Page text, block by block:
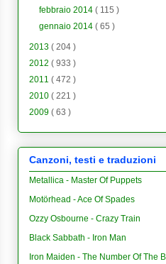
febbraio 2014( 115 )
gennaio 2014( 65 )
2013 ( 204 )
2012 ( 933 )
2011 ( 472 )
2010 ( 221 )
2009 ( 63 )
Canzoni, testi e traduzioni
Metallica - Master Of Puppets
Motörhead - Ace Of Spades
Ozzy Osbourne - Crazy Train
Black Sabbath - Iron Man
Iron Maiden - The Number Of The